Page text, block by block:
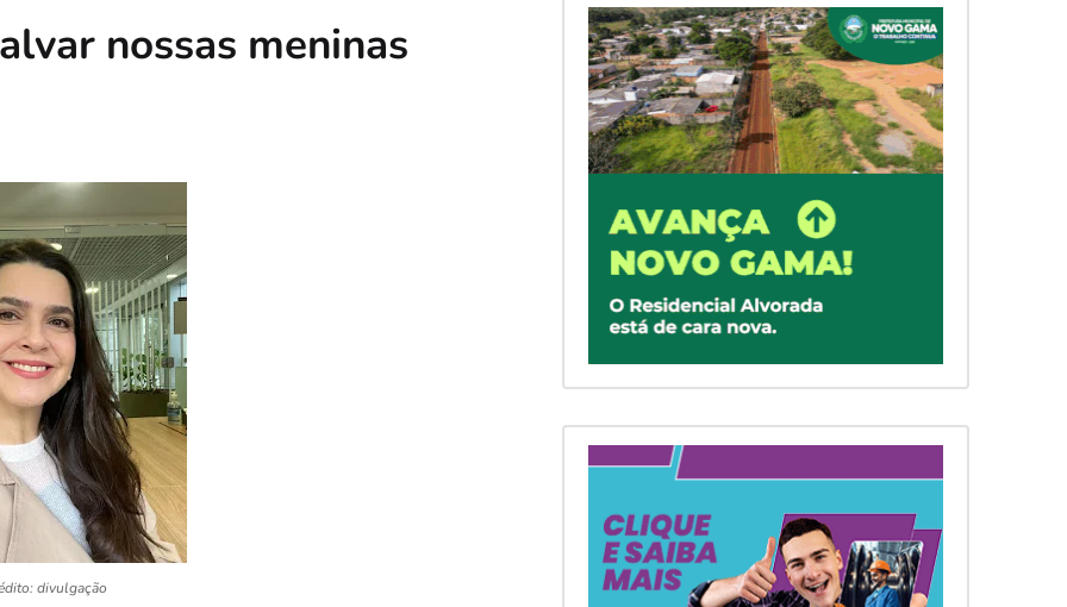
nossas meninas
divulgação